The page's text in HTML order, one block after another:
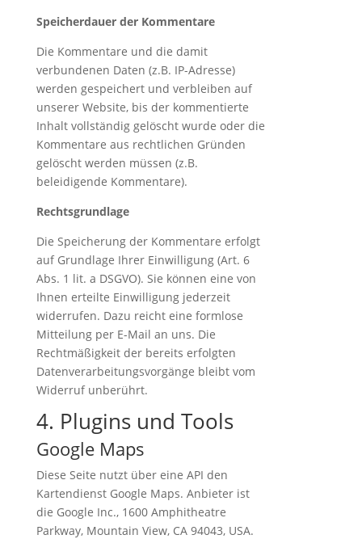
Speicherdauer der Kommentare
Die Kommentare und die damit
verbundenen Daten (z.B. IP-Adresse)
werden gespeichert und verbleiben auf
unserer Website, bis der kommentierte
Inhalt vollständig gelöscht wurde oder die
Kommentare aus rechtlichen Gründen
gelöscht werden müssen (z.B.
beleidigende Kommentare).
Rechtsgrundlage
Die Speicherung der Kommentare erfolgt
auf Grundlage Ihrer Einwilligung (Art. 6
Abs. 1 lit. a DSGVO). Sie können eine von
Ihnen erteilte Einwilligung jederzeit
widerrufen. Dazu reicht eine formlose
Mitteilung per E-Mail an uns. Die
Rechtmäßigkeit der bereits erfolgten
Datenverarbeitungsvorgänge bleibt vom
Widerruf unberührt.
4. Plugins und Tools
Google Maps
Diese Seite nutzt über eine API den
Kartendienst Google Maps. Anbieter ist
die Google Inc., 1600 Amphitheatre
Parkway, Mountain View, CA 94043, USA.